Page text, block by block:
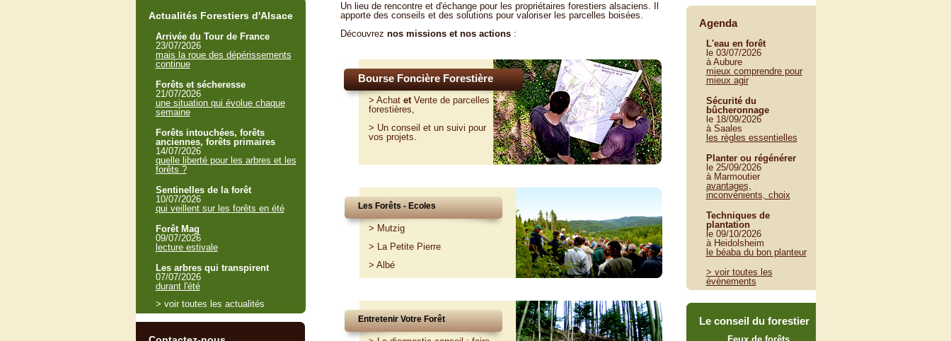
Un lieu de rencontre et d'échange pour les propriétaires forestiers alsaciens. Il
apporte des conseils et des solutions pour valoriser les parcelles boisées.
Découvrez nos missions et nos actions:
Bourse Foncière Forestière
> Achatet Ventede parcelles
forestières,
> Un conseil et un suivi pour
vos projets.
Les Forêts - Ecoles
> Mutzig
> La Petite Pierre
> Albé
Entretenir Votre Forêt
Actualités Forestiers d'Alsace
Arrivée du Tour de France
23/07/2026
mais la roue des dépérissements
continue
Forêts et sécheresse
21/07/2026
une situation qui évolue chaque
semaine
Forêts intouchées, forêts
anciennes, forêts primaires
14/07/2026
quelle liberté pour les arbres et les
forêts ?
Sentinelles de la forêt
10/07/2026
qui veillent sur les forêts en été
Forêt Mag
09/07/2026
lecture estivale
Les arbres qui transpirent
07/07/2026
durant l'été
> voir toutes les actualités
Agenda
L'eau en forêt
le 03/07/2026
à Aubure
mieux comprendre pour
mieux agir
Sécurité du
bûcheronnage
le 18/09/2026
à Saales
les règles essentielles
Planter ou régénérer
le 25/09/2026
à Marmoutier
avantages,
inconvénients, choix
Techniques de
plantation
le 09/10/2026
à Heidolsheim
le béaba du bon planteur
> voir toutes les
évènements
Le conseil du forestier